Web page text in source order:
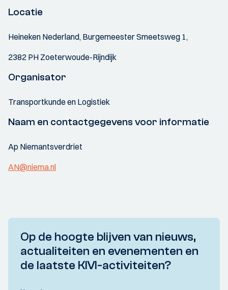
Locatie
Heineken Nederland, Burgemeester Smeetsweg 1,
2382 PH Zoeterwoude-Rijndijk
Organisator
Transportkunde en Logistiek
Naam en contactgegevens voor informatie
Ap Niemantsverdriet
AN@niema.nl
Op de hoogte blijven van nieuws,
actualiteiten en evenementen en
de laatste KIVI-activiteiten?